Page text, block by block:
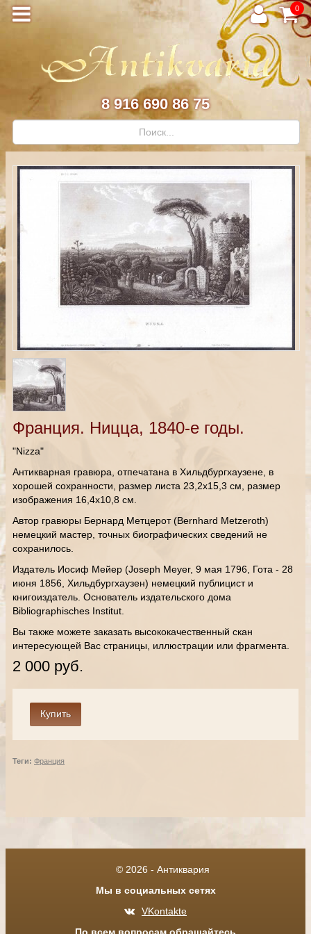
0
8 916 690 86 75
Франция. Ницца, 1840-е годы.
"Nizza"
Антикварная гравюра, отпечатана в Хильдбургхаузене, в
хорошей сохранности, размер листа 23,2х15,3 см, размер
изображения 16,4х10,8 см.
Автор гравюры Бернард Метцерот (Bernhard Metzeroth)
немецкий мастер, точных биографических сведений не
сохранилось.
Издатель Иосиф Мейер (Joseph Meyer, 9 мая 1796, Гота - 28
июня 1856, Хильдбургхаузен) немецкий публицист и
книгоиздатель. Основатель издательского дома
Bibliographisches Institut.
Вы также можете заказать высококачественный скан
интересующей Вас страницы, иллюстрации или фрагмента.
2 000 руб.
Теги: Франция
© 2026 - Антиквария
Мы в социальных сетях
VKontakte